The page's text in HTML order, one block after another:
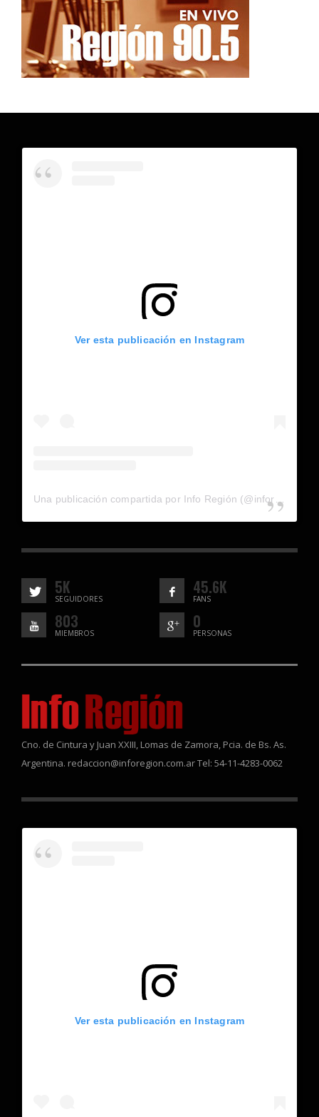
Ver esta publicación en Instagram
Una publicación compartida por Info Región (@inforegion_redes)
5K
SEGUIDORES
45.6K
FANS
803
MIEMBROS
0
PERSONAS
Cno. de Cintura y Juan XXIII, Lomas de Zamora, Pcia. de Bs. As.
Argentina. redaccion@inforegion.com.ar Tel: 54-11-4283-0062
Ver esta publicación en Instagram